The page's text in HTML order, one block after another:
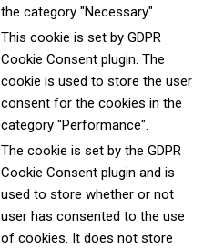
the category "Necessary".
This cookie is set by GDPR
Cookie Consent plugin. The
cookie is used to store the user
consent for the cookies in the
category "Performance".
The cookie is set by the GDPR
Cookie Consent plugin and is
used to store whether or not
user has consented to the use
of cookies. It does not store